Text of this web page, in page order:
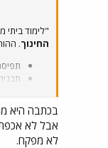
"לימוד ביתי
החינוך.
המפקח/ת
בכתבה היא
אבל לא אכפת
לא מפקח.